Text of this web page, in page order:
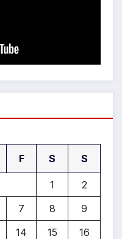
F S S
1
2
7 8
9
14 15
16